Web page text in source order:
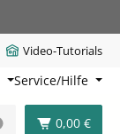
Video-Tutorials
Service/Hilfe
0,00 €